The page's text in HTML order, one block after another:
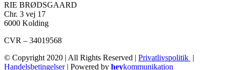
RIE BRØDSGAARD
Chr. 3 vej 17
6000 Kolding
CVR – 34019568
© Copyright 2020 | All Rights Reserved | Privatlivspolitik |
Handelsbetingelser| Powered by heykommunikation